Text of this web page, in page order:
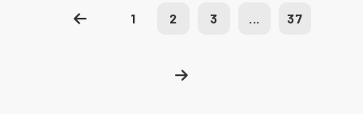
1 2 3 ... 37